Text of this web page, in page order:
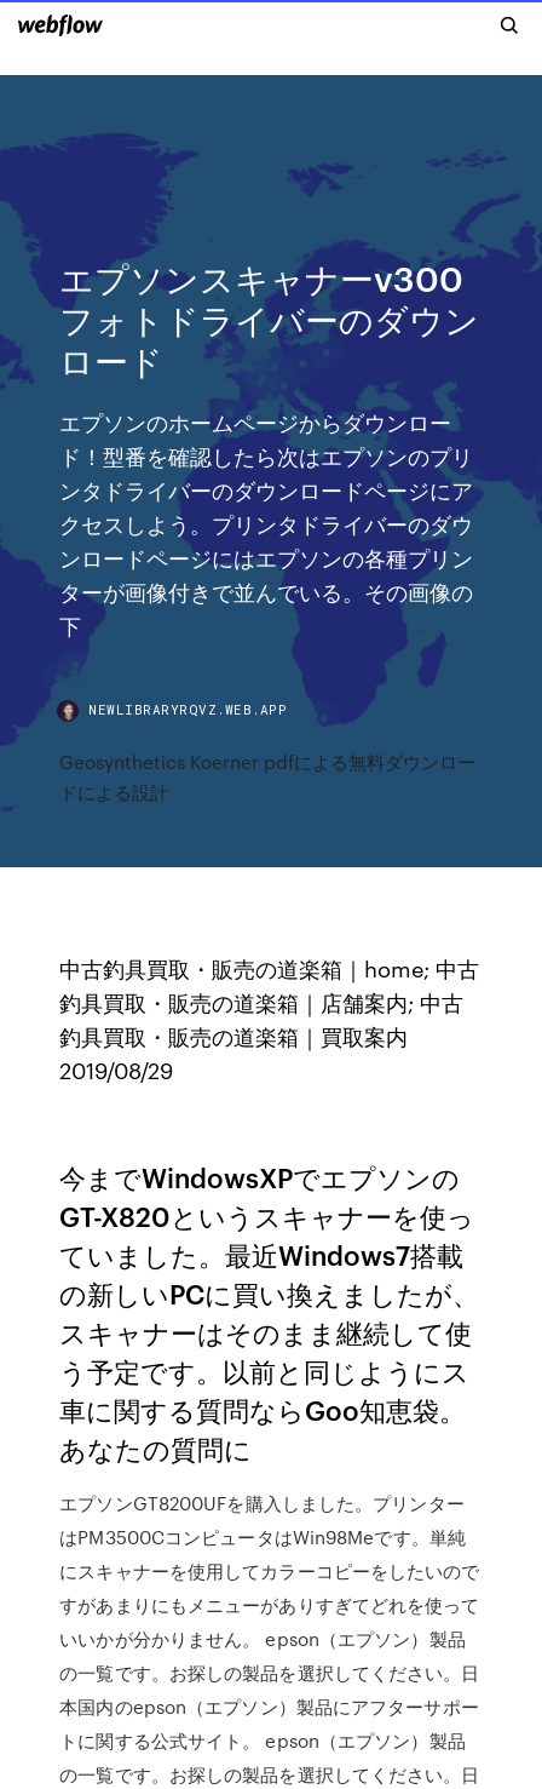
エプソンスキャナーv300
フォトドライバーのダウン
ロード
エプソンのホームページからダウンロー
ド！型番を確認したら次はエプソンのプリ
ンタドライバーのダウンロードページにア
クセスしよう。プリンタドライバーのダウ
ンロードページにはエプソンの各種プリン
ターが画像付きで並んでいる。その画像の
下
NEWLIBRARYRQVZ.WEB.APP
Geosynthetics Koerner pdfによる無料ダウンロー
ドによる設計
中古釣具買取・販売の道楽箱｜home; 中古
釣具買取・販売の道楽箱｜店舗案内; 中古
釣具買取・販売の道楽箱｜買取案内
2019/08/29
今までWindowsXPでエプソンの
GT-X820というスキャナーを使っ
ていました。最近Windows7搭載
の新しいPCに買い換えましたが、
スキャナーはそのまま継続して使
う予定です。以前と同じようにス
車に関する質問ならGoo知恵袋。
あなたの質問に
エプソンGT8200UFを購入しました。プリンター
はPM3500CコンピュータはWin98Meです。単純
にスキャナーを使用してカラーコピーをしたいので
すがあまりにもメニューがありすぎてどれを使って
いいかが分かりません。 epson（エプソン）製品
の一覧です。お探しの製品を選択してください。日
本国内のepson（エプソン）製品にアフターサポー
トに関する公式サイト。 epson（エプソン）製品
の一覧です。お探しの製品を選択してください。日